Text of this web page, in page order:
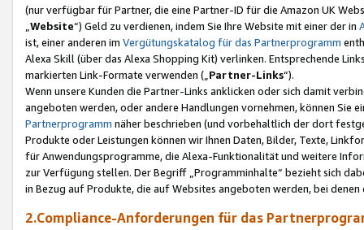
(nur verfügbar für Partner, die eine Partner-ID für die Amazon UK
Website“) Geld zu verdienen, indem Sie Ihre Website mit einer der in
ist, einer anderen im Vergütungskatalog für das Partnerprogramm
Alexa Skill (über das Alexa Shopping Kit) verlinken. Entsprechende
markierten Link-Formate verwenden („ Partner-Links“).
Wenn unsere Kunden die Partner-Links anklicken oder sich damit
angeboten werden, oder andere Handlungen vornehmen, können Sie
Partnerprogramm näher beschrieben (und vorbehaltlich der dort
Produkte oder Leistungen können wir Ihnen Daten, Bilder, Texte,
für Anwendungsprogramme, die Alexa-Funktionalität und weitere
zur Verfügung stellen. Der Begriff „Programminhalte“ bezieht sich
in Bezug auf Produkte, die auf Websites angeboten werden, bei
2.Compliance-Anforderungen für das